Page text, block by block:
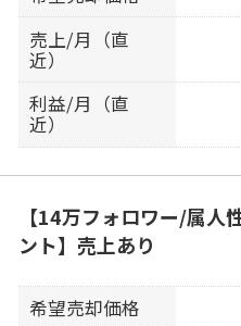
売上/月（直
近）
利益/月（直
近）
【14万フォロワー/属人
ント】売上あり
希望売却価格